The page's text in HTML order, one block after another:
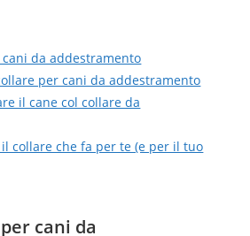
da addestramento
per cani da addestramento
il cane col collare da
collare che fa per te (e per il tuo
cani da